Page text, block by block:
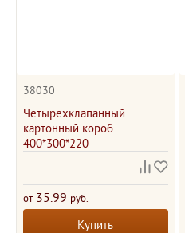
38030
Четырехклапанный
картонный короб
400*300*220
от35.99 руб.
Купить